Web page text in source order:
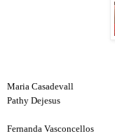
Maria Casadevall
Pathy Dejesus
Fernanda Vasconcellos